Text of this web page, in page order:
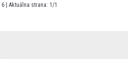
6 | Aktuálna strana: 1/1